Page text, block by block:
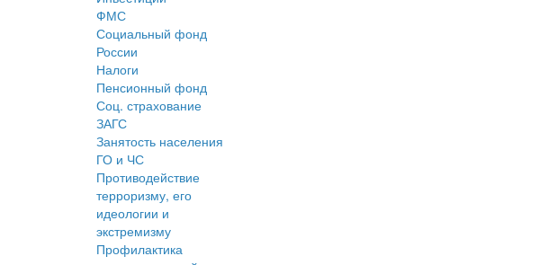
ФМС
Социальный фонд
России
Налоги
Пенсионный фонд
Соц. страхование
ЗАГС
Занятость населения
ГО и ЧС
Противодействие
терроризму, его
идеологии и
экстремизму
Профилактика